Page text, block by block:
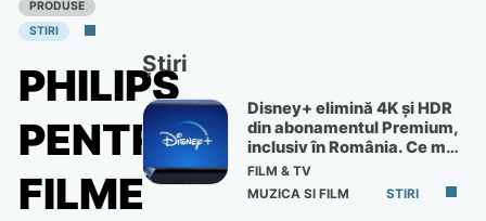
PRODUSE
STIRI
PHILIPS
PENTRU
FILME
Știri
Disney+ elimină 4K și HDR
din abonamentul Premium,
inclusiv în România. Ce mai
primești de 60 lei pe lună
FILM & TV
MUZICA SI FILM
STIRI